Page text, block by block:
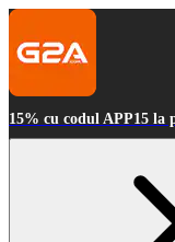
15% cu codul APP15 la